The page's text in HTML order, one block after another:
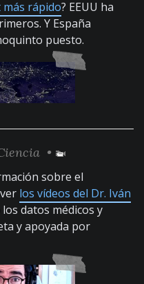
rápido? EEUU ha
Y España
puesto.
•
sobre el
los vídeos del Dr. Iván
datos médicos y
y apoyada por